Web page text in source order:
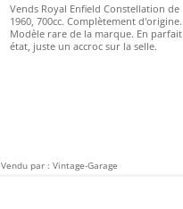
Vends Royal Enfield Constellation de
1960, 700cc. Complètement d'origine.
Modèle rare de la marque. En parfait
état, juste un accroc sur la selle.
Vendu par : Vintage-Garage